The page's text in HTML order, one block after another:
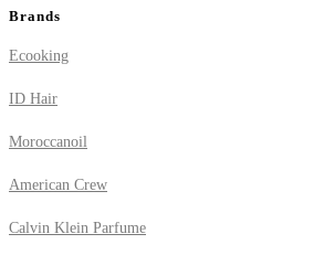
Brands
Ecooking
ID Hair
Moroccanoil
American Crew
Calvin Klein Parfume